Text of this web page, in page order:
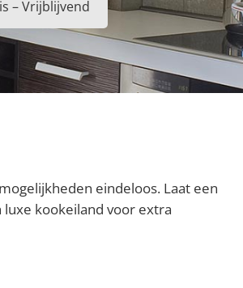
– Vrijblijvend
eindeloos. Laat een
kookeiland voor extra